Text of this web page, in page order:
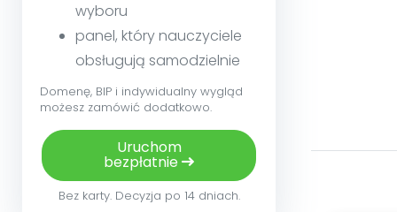
wyboru
panel, który nauczyciele
obsługują samodzielnie
Domenę, BIP i indywidualny wygląd
możesz zamówić dodatkowo.
Uruchom
bezpłatnie
Bez karty. Decyzja po 14 dniach.